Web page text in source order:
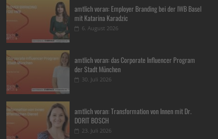
amtlich voran: Employer Branding bei der IWB Basel
mit Katarina Karadzic
6. August 2026
amtlich voran: das Corporate Influencer Program
der Stadt München
30. Juli 2026
amtlich voran: Transformation von Innen mit Dr.
DORIT BOSCH
23. Juli 2026